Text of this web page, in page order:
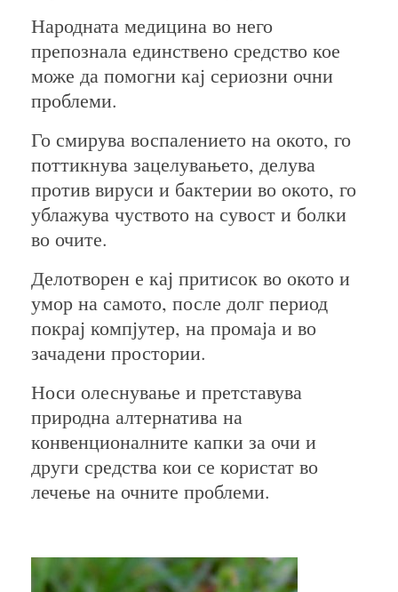
Народната медицина во него
препознала единствено средство кое
може да помогни кај сериозни очни
проблеми.
Го смирува воспалението на окото, го
поттикнува зацелувањето, делува
против вируси и бактерии во окото, го
ублажува чуството на сувост и болки
во очите.
Делотворен е кај притисок во окото и
умор на самото, после долг период
покрај компјутер, на промаја и во
зачадени простории.
Носи олеснување и претставува
природна алтернатива на
конвенционалните капки за очи и
други средства кои се користат во
лечење на очните проблеми.